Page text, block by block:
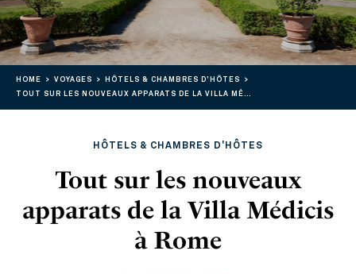
HOME VOYAGES
HÔTELS & CHAMBRES D'HÔTES
TOUT SUR LES NOUVEAUX APPARATS DE LA VILLA MÉDICIS À ROME
HÔTELS & CHAMBRES D'HÔTES
Tout sur les nouveaux
apparats de la Villa Médicis
à Rome